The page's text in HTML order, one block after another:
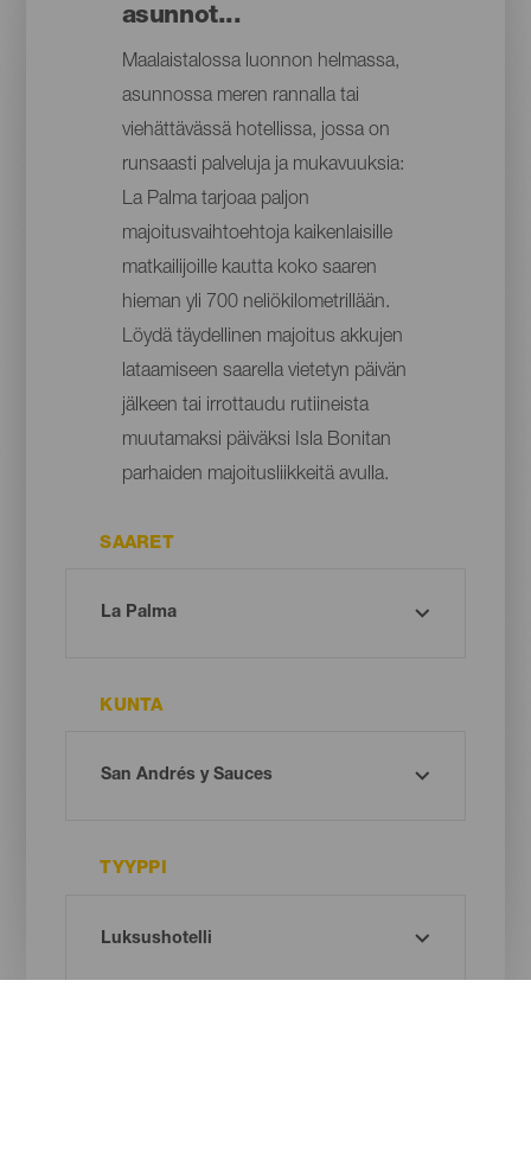
asunnot...
Maalaistalossa luonnon helmassa,
asunnossa meren rannalla tai
viehättävässä hotellissa, jossa on
runsaasti palveluja ja mukavuuksia:
La Palma tarjoaa paljon
majoitusvaihtoehtoja kaikenlaisille
matkailijoille kautta koko saaren
hieman yli 700 neliökilometrillään.
Löydä täydellinen majoitus akkujen
lataamiseen saarella vietetyn päivän
jälkeen tai irrottaudu rutiineista
muutamaksi päiväksi Isla Bonitan
parhaiden majoitusliikkeitä avulla.
SAARET
KUNTA
TYYPPI